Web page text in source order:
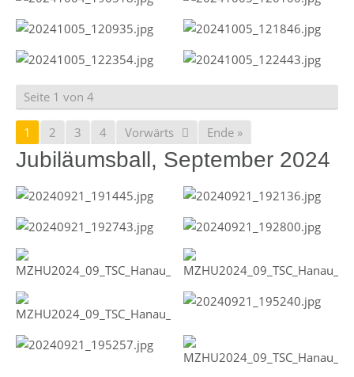
Seite 1 von 4
1 2 3 4 Vorwärts Ende »
Jubiläumsball, September 2024